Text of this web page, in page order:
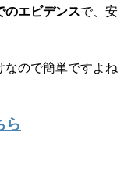
のエビデンスで、安
なので簡単ですよね
ら